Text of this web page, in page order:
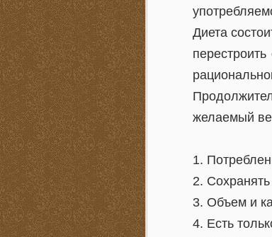
Диета
желаемый
1.
2.
3. Объем и
4. Есть